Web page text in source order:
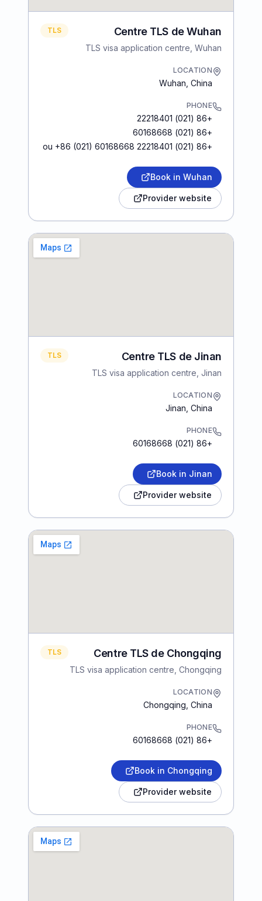
Centre TLS de Wuhan
TLS visa application centre, Wuhan
TLS
LOCATION
Wuhan China
PHONE
+86 (021) 22218401
+86 (021) 60168668
+86 (021) 22218401 ou +86 (021) 60168668
Book in Wuhan
Provider website
Centre TLS de Jinan
TLS visa application centre, Jinan
TLS
LOCATION
Jinan China
PHONE
+86 (021) 60168668
Book in Jinan
Provider website
Centre TLS de Chongqing
TLS visa application centre, Chongqing
TLS
LOCATION
Chongqing China
PHONE
+86 (021) 60168668
Book in Chongqing
Provider website